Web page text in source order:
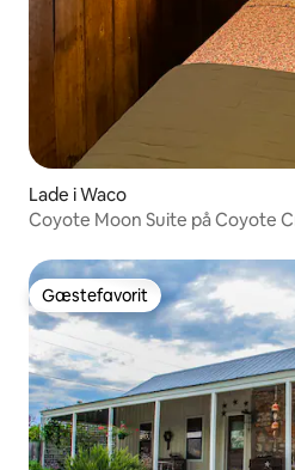
Lade i Waco
Coyote Moon Suite på Coyote
Gæstefavorit
Gæstefavorit